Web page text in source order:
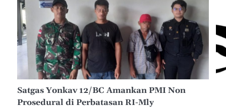
Satgas Yonkav 12/BC Amankan PMI Non
Prosedural di Perbatasan RI-Mly